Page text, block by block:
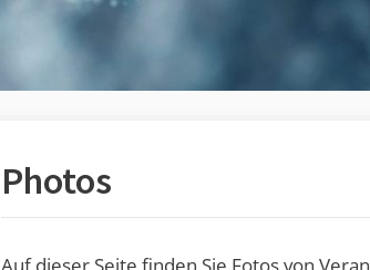
Photos
Auf dieser Seite finden Sie Fotos von